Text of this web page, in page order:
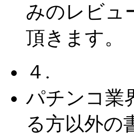
みのレビュ
頂きます。
４.
パチンコ業
る方以外の